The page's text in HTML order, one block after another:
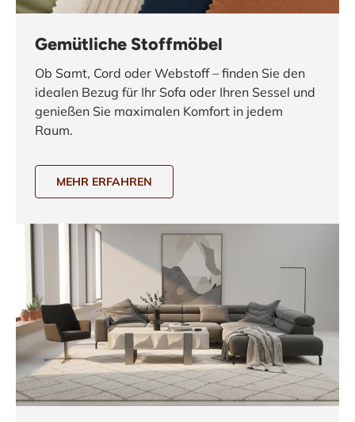
Gemütliche Stoffmöbel
Ob Samt, Cord oder Webstoff – finden Sie den
idealen Bezug für Ihr Sofa oder Ihren Sessel und
genießen Sie maximalen Komfort in jedem
Raum.
MEHR ERFAHREN